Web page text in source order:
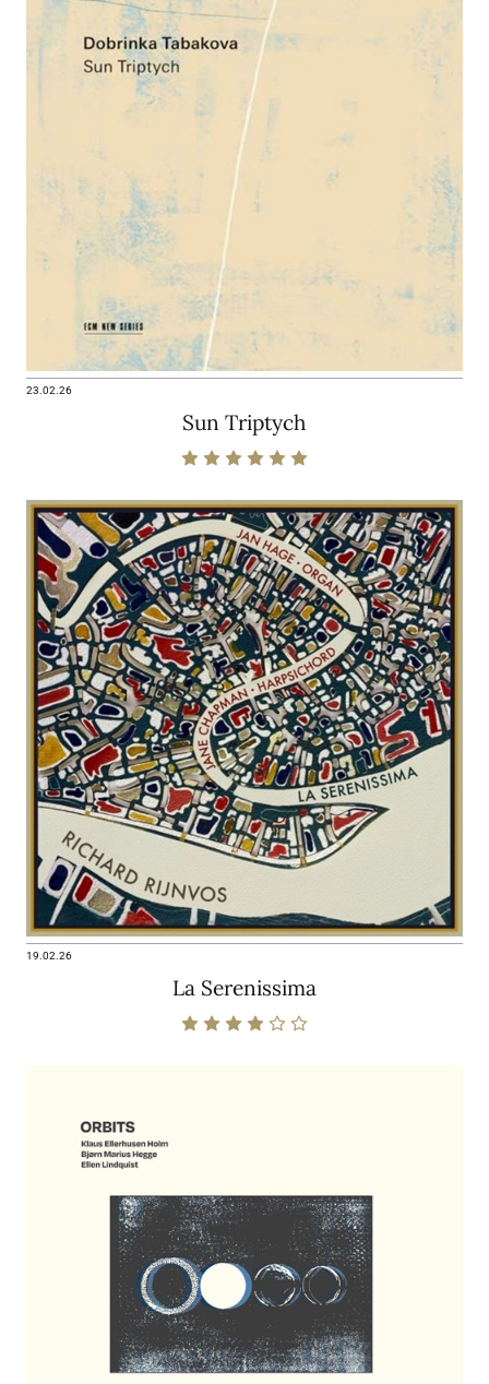
23.02.26
Sun Triptych
19.02.26
La Serenissima